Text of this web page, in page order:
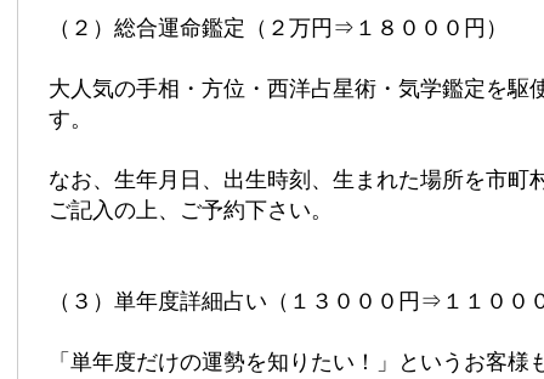
（２）総合運命鑑定（２万円⇒１８０００円）
大人気の手相・方位・西洋占星術・気学鑑定を駆
す。
なお、生年月日、出生時刻、生まれた場所を市町
ご記入の上、ご予約下さい。
（３）単年度詳細占い（１３０００円⇒１１００
「単年度だけの運勢を知りたい！」というお客様